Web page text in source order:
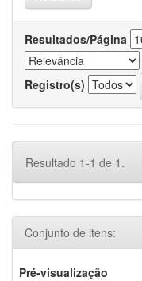
Resultados/Página
Registro(s)
Resultado 1-1 de 1.
Conjunto de itens:
Pré-visualização